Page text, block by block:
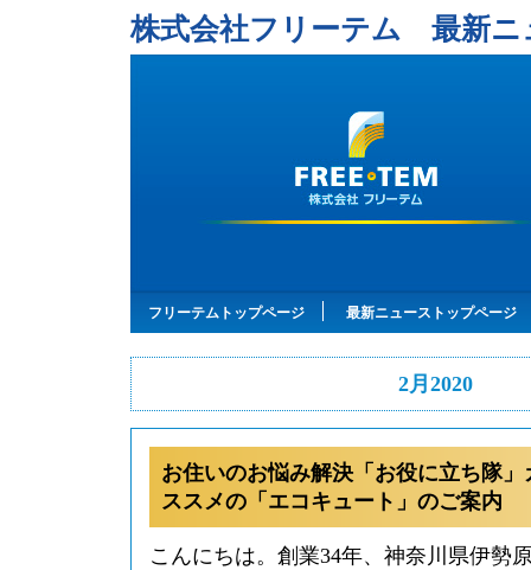
株式会社フリーテム 最新ニ
フリーテムトップページ 最新ニューストップページ
2月2020
お住いのお悩み解決「お役に立ち隊
ススメの「エコキュート」のご案内
こんにちは。創業34年、神奈川県伊勢